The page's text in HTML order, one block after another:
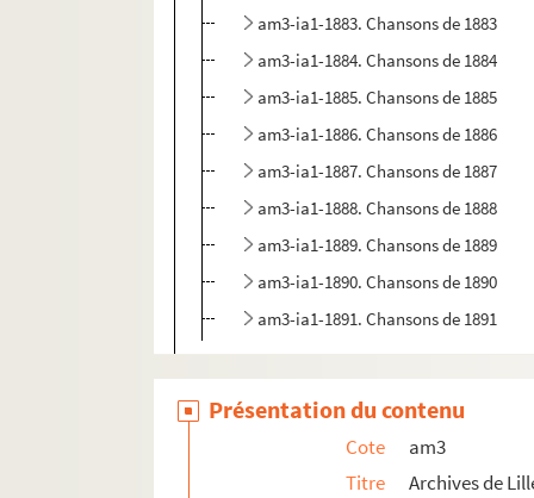
am3-ia1-1883. Chansons de 1883
am3-ia1-1884. Chansons de 1884
am3-ia1-1885. Chansons de 1885
am3-ia1-1886. Chansons de 1886
am3-ia1-1887. Chansons de 1887
am3-ia1-1888. Chansons de 1888
am3-ia1-1889. Chansons de 1889
am3-ia1-1890. Chansons de 1890
am3-ia1-1891. Chansons de 1891
am3-n. Biens communaux non-bâtis
am3-o. Travaux publics
Présentation du contenu
Cote
am3
Titre
Archives de